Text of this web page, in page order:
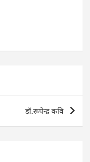
e
डॉ.रूपेन्द्र कवि